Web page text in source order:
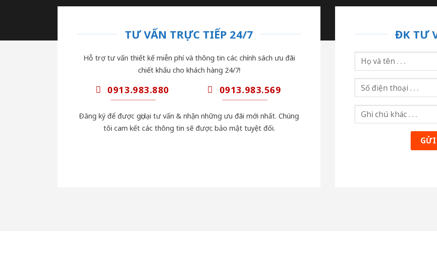
TƯ VẤN TRỰC TIẾP 24/7
Hỗ trợ tư vấn thiết kế miễn phí và thông tin các chính sách ưu đãi
chiết khấu cho khách hàng 24/7!
0913.983.880 0913.983.569
Đăng ký để được gọi lại tư vấn & nhận những ưu đãi mới nhất. Chúng
tôi cam kết các thông tin sẽ được bảo mật tuyệt đối.
ĐK TƯ